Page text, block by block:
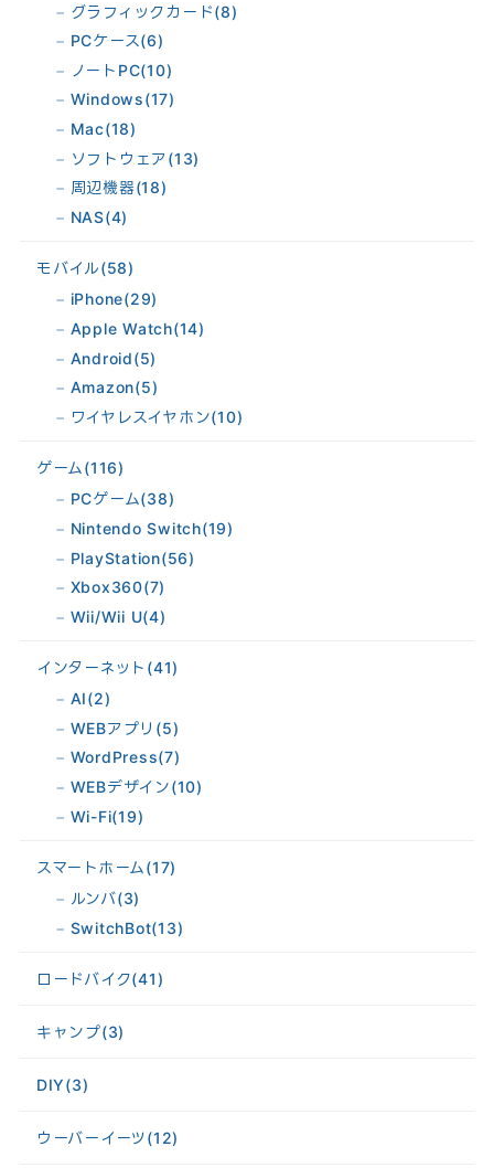
グラフィックカード(8)
PCケース(6)
ノートPC(10)
Windows(17)
Mac(18)
ソフトウェア (13)
周辺機器(18)
NAS(4)
モバイル(58)
iPhone(29)
Apple Watch(14)
Android(5)
Amazon(5)
ワイヤレスイヤホン(10)
ゲーム(116)
PCゲーム(38)
Nintendo Switch(19)
PlayStation(56)
Xbox360(7)
Wii/Wii U(4)
インターネット (41)
AI(2)
WEBアプリ (5)
WordPress(7)
WEBデザイン(10)
Wi-Fi(19)
スマートホーム(17)
ルンバ(3)
SwitchBot(13)
ロードバイク(41)
キャンプ(3)
DIY(3)
ウーバーイーツ(12)